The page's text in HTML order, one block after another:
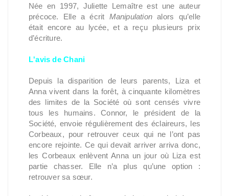
Née en 1997, Juliette Lemaître est une auteur
précoce. Elle a écrit Manipulation alors qu’elle
était encore au lycée, et a reçu plusieurs prix
d’écriture.
L'avis de Chani
Depuis la disparition de leurs parents, Liza et
Anna vivent dans la forêt, à cinquante kilomètres
des limites de la Société où sont censés vivre
tous les humains. Connor, le président de la
Société, envoie régulièrement des éclaireurs, les
Corbeaux, pour retrouver ceux qui ne l’ont pas
encore rejointe. Ce qui devait arriver arriva donc,
les Corbeaux enlèvent Anna un jour où Liza est
partie chasser. Elle n’a plus qu’une option :
retrouver sa sœur.